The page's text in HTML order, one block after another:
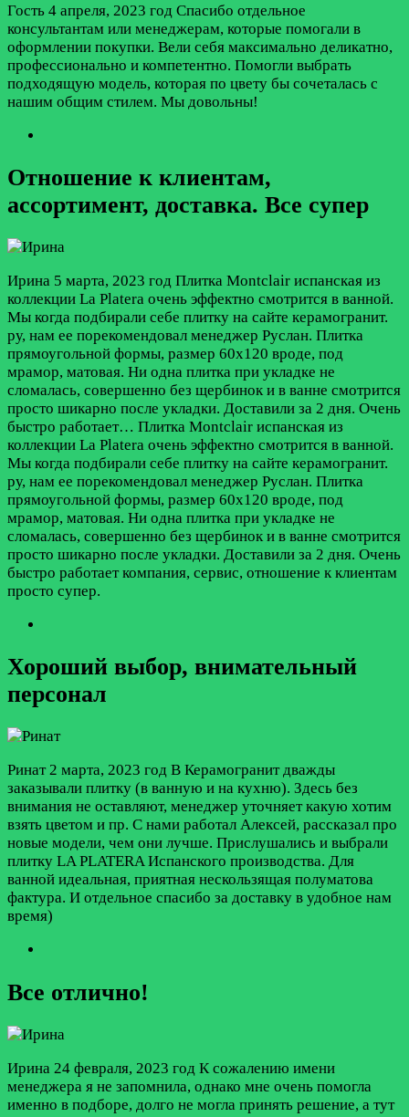
Гость 4 апреля, 2023 год Спасибо отдельное
консультантам или менеджерам, которые помогали в
оформлении покупки. Вели себя максимально деликатно,
профессионально и компетентно. Помогли выбрать
подходящую модель, которая по цвету бы сочеталась с
нашим общим стилем. Мы довольны!
Отношение к клиентам,
ассортимент, доставка. Все супер
Ирина 5 марта, 2023 год Плитка Montclair испанская из
коллекции La Platera очень эффектно смотрится в ванной.
Мы когда подбирали себе плитку на сайте керамогранит.
ру, нам ее порекомендовал менеджер Руслан. Плитка
прямоугольной формы, размер 60х120 вроде, под
мрамор, матовая. Ни одна плитка при укладке не
сломалась, совершенно без щербинок и в ванне смотрится
просто шикарно после укладки. Доставили за 2 дня. Очень
быстро работает… Плитка Montclair испанская из
коллекции La Platera очень эффектно смотрится в ванной.
Мы когда подбирали себе плитку на сайте керамогранит.
ру, нам ее порекомендовал менеджер Руслан. Плитка
прямоугольной формы, размер 60х120 вроде, под
мрамор, матовая. Ни одна плитка при укладке не
сломалась, совершенно без щербинок и в ванне смотрится
просто шикарно после укладки. Доставили за 2 дня. Очень
быстро работает компания, сервис, отношение к клиентам
просто супер.
Хороший выбор, внимательный
персонал
Ринат 2 марта, 2023 год В Керамогранит дважды
заказывали плитку (в ванную и на кухню). Здесь без
внимания не оставляют, менеджер уточняет какую хотим
взять цветом и пр. С нами работал Алексей, рассказал про
новые модели, чем они лучше. Прислушались и выбрали
плитку LA PLATERA Испанского производства. Для
ванной идеальная, приятная нескользящая полуматова
фактура. И отдельное спасибо за доставку в удобное нам
время)
Все отлично!
Ирина 24 февраля, 2023 год К сожалению имени
менеджера я не запомнила, однако мне очень помогла
именно в подборе, долго не могла принять решение, а тут